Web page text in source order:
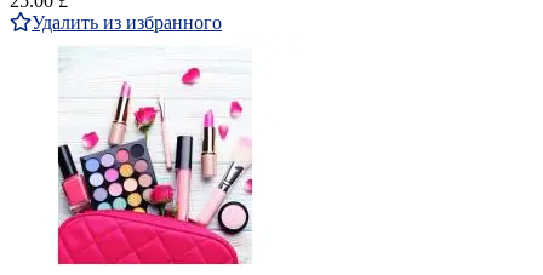
Удалить из избранного